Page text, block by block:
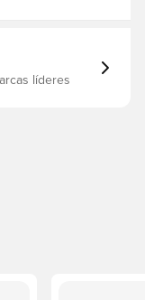
líderes